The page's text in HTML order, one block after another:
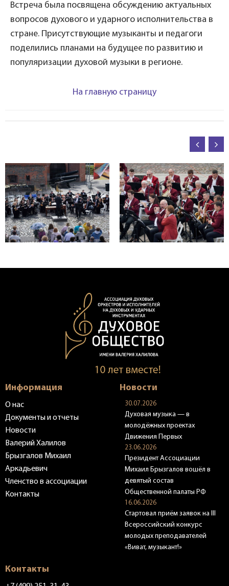
Встреча была посвящена обсуждению актуальных
вопросов духового и ударного исполнительства в
стране. Присутствующие музыканты и педагоги
поделились планами на будущее по развитию и
популяризации духовой музыки в регионе.
На главную страницу
Информация
О нас
Документы и отчеты
Новости
Валерий Халилов
Брызгалов Михаил
Аркадьевич
Членство в ассоциации
Контакты
Новости
30.07.2026
Духовая музыка — в
молодёжных проектах
Движения Первых
23.06.2026
Президент Ассоциации
Михаил Брызгалов вошёл в
девятый состав
Общественной палаты РФ
16.06.2026
Стартовал приём заявок на III
Всероссийский конкурс
молодых преподавателей
«Виват, музыкант!»
Контакты